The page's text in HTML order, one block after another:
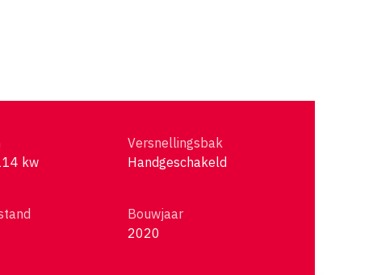
kw
Versnellingsbak
Handgeschakeld
Bouwjaar
2020